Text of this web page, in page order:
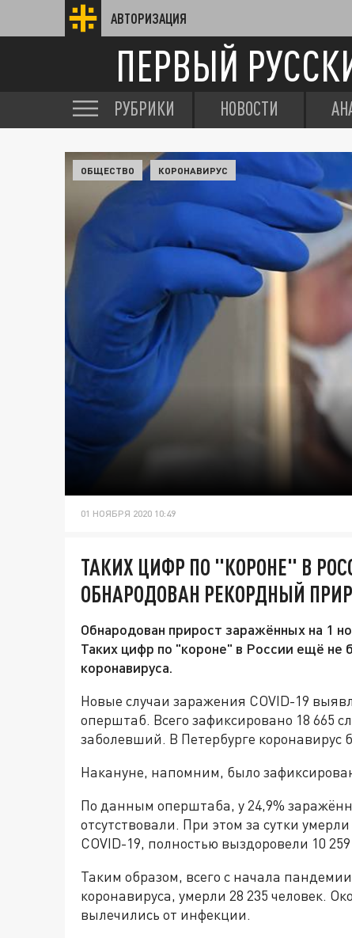
АВТОРИЗАЦИЯ
ПЕРВЫЙ
РУБРИКИ НОВОСТИ
ОБЩЕСТВО КОРОНАВИРУС
01 НОЯБРЯ 2020 10:49
ТАКИХ ЦИФР ПО "КОРОНЕ" В
ОБНАРОДОВАН РЕКОРДНЫЙ
Обнародован прирост заражённых на 1
Таких цифр по "короне" в России ещё не
коронавируса.
Новые случаи заражения COVID-19
оперштаб. Всего зафиксировано 18 665
заболевший. В Петербурге коронавирус
Накануне, напомним, было
По данным оперштаба, у 24,9%
отсутствовали. При этом за сутки
COVID-19, полностью выздоровели 10
Таким образом, всего с начала
коронавируса, умерли 28 235 человек.
вылечились от инфекции.